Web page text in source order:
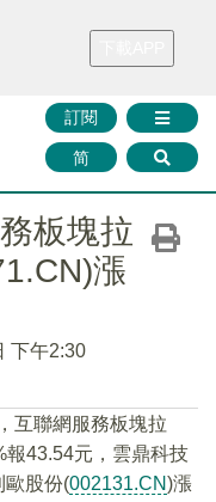
財華證券 媒體矩陣
訂閱
简
板塊拉
漲
下午2:30
互聯網服務板塊拉
報43.54元，雲鼎科技
歐股份(002131.CN)漲